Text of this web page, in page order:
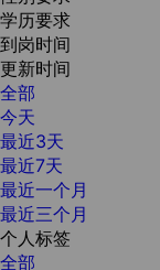
学历要求
到岗时间
更新时间
全部
今天
最近3天
最近7天
最近一个月
最近三个月
个人标签
全部